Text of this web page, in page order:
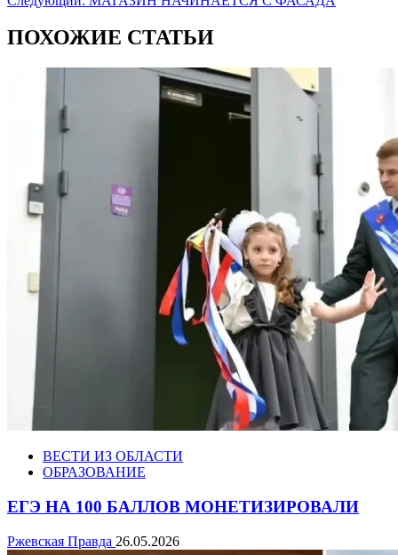
ПОХОЖИЕ СТАТЬИ
ВЕСТИ ИЗ ОБЛАСТИ
ОБРАЗОВАНИЕ
ЕГЭ НА 100 БАЛЛОВ МОНЕТИЗИРОВАЛИ
Ржевская Правда 26.05.2026